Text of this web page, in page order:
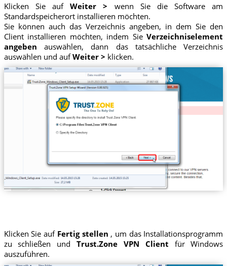
Klicken Sie aufWeiter > wenn Sie die Software am
Standardspeicherort installieren möchten.
Sie können auch das Verzeichnis angeben, in dem Sie den
Client installieren möchten, indem SieVerzeichniselement
angeben auswählen, dann das tatsächliche Verzeichnis
auswählen und aufWeiter > klicken.
Klicken Sie auf Fertig stellen , um das Installationsprogramm
zu schließen undTrust.Zone VPN Client für Windows
auszuführen.